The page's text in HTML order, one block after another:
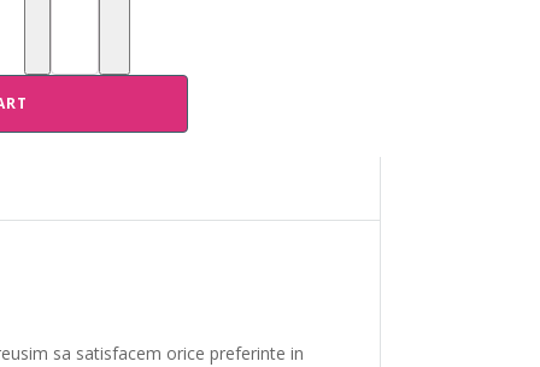
sa satisfacem orice preferinte in